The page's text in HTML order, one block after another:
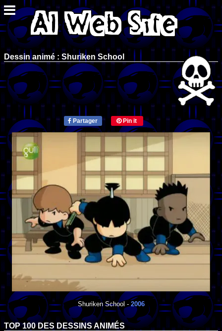
Dessin animé : Shuriken School
Partager Pin it
Shuriken School - 2006
TOP 100 DES DESSINS ANIMÉS